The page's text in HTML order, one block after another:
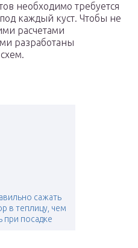
необходимо требуется
каждый куст. Чтобы не
расчетами
разработаны
сажать
в теплицу, чем
при посадке